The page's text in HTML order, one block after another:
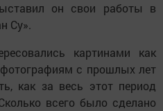
он свои работы в
Су».
картинами как
с прошлых лет
как за весь этот период
всего было сделано